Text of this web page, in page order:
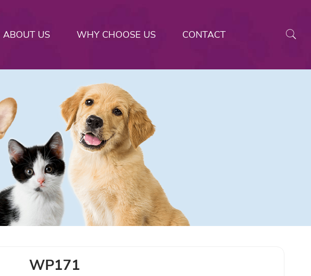
ABOUT US WHY CHOOSE US CONTACT
WP171